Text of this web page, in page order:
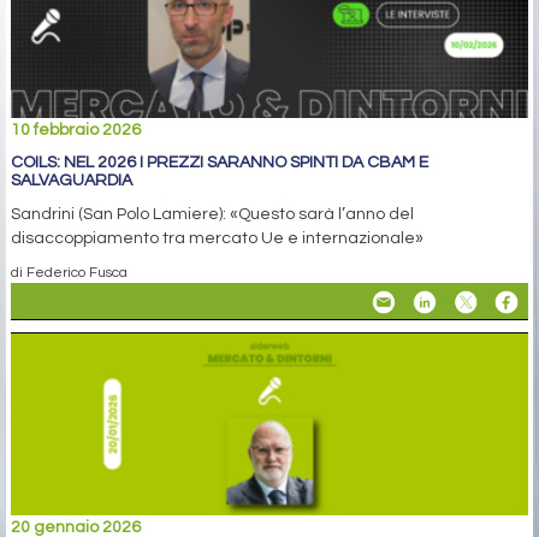
10 febbraio 2026
COILS: NEL 2026 I PREZZI SARANNO SPINTI DA CBAM E
SALVAGUARDIA
Sandrini (San Polo Lamiere): «Questo sarà l’anno del
disaccoppiamento tra mercato Ue e internazionale»
di Federico Fusca
20 gennaio 2026